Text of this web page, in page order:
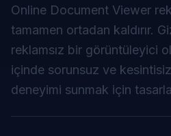
Online Document Viewer
tamamen ortadan kaldırır.
reklamsız bir görüntüleyici
içinde sorunsuz ve
deneyimi sunmak için